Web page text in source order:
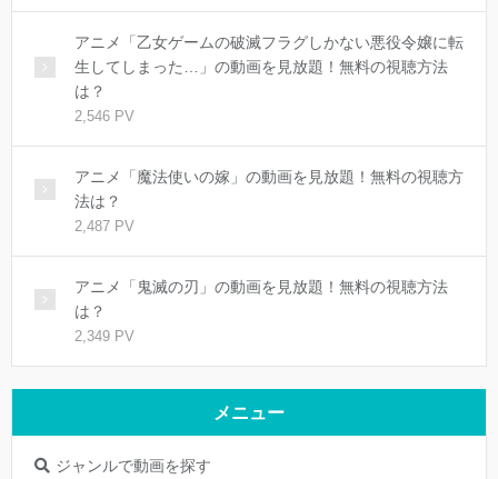
アニメ「乙女ゲームの破滅フラグしかない悪役令嬢に転
生してしまった…」の動画を見放題！無料の視聴方法
は？
2,546 PV
アニメ「魔法使いの嫁」の動画を見放題！無料の視聴方
法は？
2,487 PV
アニメ「鬼滅の刃」の動画を見放題！無料の視聴方法
は？
2,349 PV
メニュー
ジャンルで動画を探す